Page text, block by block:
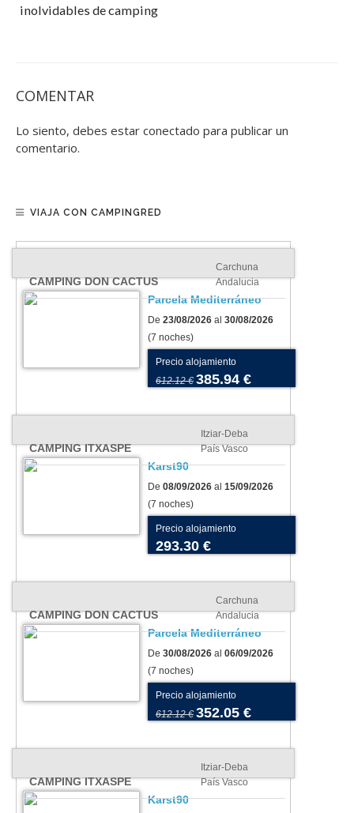
inolvidables de camping
COMENTAR
Lo siento, debes estar conectado para publicar un
comentario.
VIAJA CON CAMPINGRED
CAMPING DON CACTUS
Carchuna
Andalucia
Parcela Mediterráneo
De 23/08/2026 al 30/08/2026
(7 noches)
Precio alojamiento
612.12 € 385.94 €
CAMPING ITXASPE
Itziar-Deba
País Vasco
Karst90
De 08/09/2026 al 15/09/2026
(7 noches)
Precio alojamiento
293.30 €
CAMPING DON CACTUS
Carchuna
Andalucia
Parcela Mediterráneo
De 30/08/2026 al 06/09/2026
(7 noches)
Precio alojamiento
612.12 € 352.05 €
CAMPING ITXASPE
Itziar-Deba
País Vasco
Karst90